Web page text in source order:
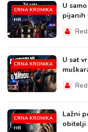
CRNA KRONIKA
HR
U
pijanih
CRNA KRONIKA
HR
U sat
CRNA KRONIKA
HR
Lažni
obitelji